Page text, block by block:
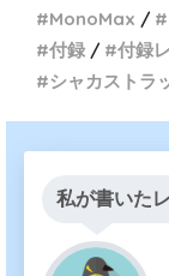
MonoMax
付録
付録
シャカストラ
私が書いた